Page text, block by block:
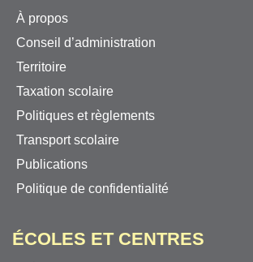
À propos
Conseil d’administration
Territoire
Taxation scolaire
Politiques et règlements
Transport scolaire
Publications
Politique de confidentialité
ÉCOLES ET CENTRES